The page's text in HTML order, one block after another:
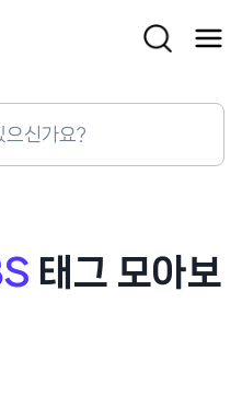
태그 모아보